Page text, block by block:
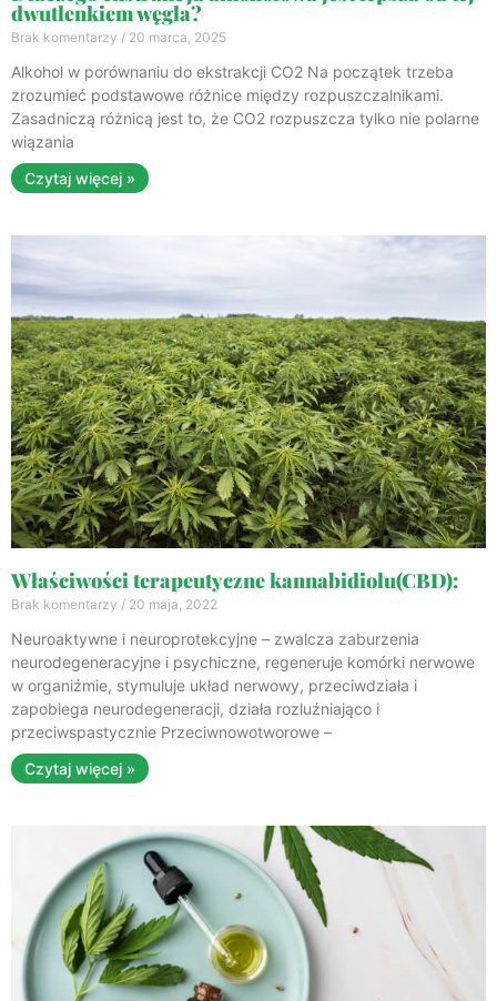
dwutlenkiem węgla?
Brak komentarzy 20 marca, 2025
Alkohol w porównaniu do ekstrakcji CO2 Na początek trzeba
zrozumieć podstawowe różnice między rozpuszczalnikami.
Zasadniczą różnicą jest to, że CO2 rozpuszcza tylko nie polarne
wiązania
Czytaj więcej »
Właściwości terapeutyczne kannabidiolu(CBD):​
Brak komentarzy 20 maja, 2022
Neuroaktywne i neuroprotekcyjne – zwalcza zaburzenia
neurodegeneracyjne i psychiczne, regeneruje komórki nerwowe
w organiźmie, stymuluje układ nerwowy, przeciwdziała i
zapobiega neurodegeneracji, działa rozluźniająco i
przeciwspastycznie Przeciwnowotworowe –
Czytaj więcej »